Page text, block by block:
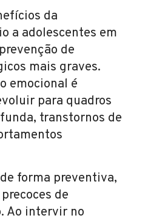
da
a adolescentes em
de
mais graves.
emocional é
para quadros
transtornos de
forma preventiva,
de
Ao intervir no